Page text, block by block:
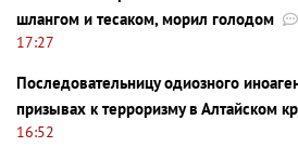
шлангом и тесаком, морил голодом
17:27
Последовательницу одиозного
призывах к терроризму в Алтайском
16:52